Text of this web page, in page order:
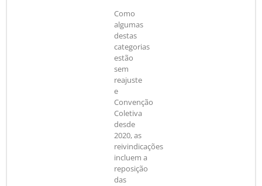
Como
algumas
destas
categorias
estão
sem
reajuste
e
Convenção
Coletiva
desde
2020, as
reivindicações
incluem a
reposição
das